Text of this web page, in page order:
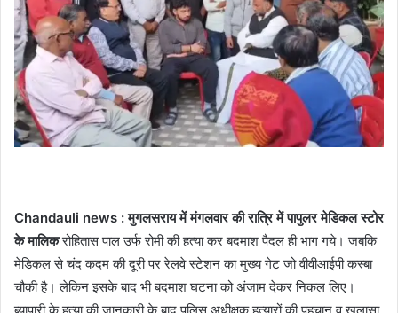
Chandauli news : मुगलसराय में मंगलवार की रात्रि में पापुलर मेडिकल स्टोर
के मालिकरोहितास पाल उर्फ रोमी की हत्या कर बदमाश पैदल ही भाग गये। जबकि
मेडिकल से चंद कदम की दूरी पर रेलवे स्टेशन का मुख्य गेट जो वीवीआईपी कस्बा
चौकी है। लेकिन इसके बाद भी बदमाश घटना को अंजाम देकर निकल लिए।